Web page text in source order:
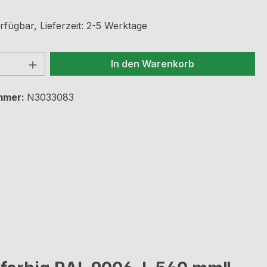
Lieferzeit: 2-5 Werktage
Anzahl: Gib den gewünschten Wert
In den Warenkorb
N3033083